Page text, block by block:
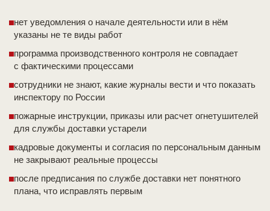
нет уведомления о начале деятельности или в нём
указаны не те виды работ
программа производственного контроля не совпадает
с фактическими процессами
сотрудники не знают, какие журналы вести и что показать
инспектору по России
пожарные инструкции, приказы или расчет огнетушителей
для службы доставки устарели
кадровые документы и согласия по персональным данным
не закрывают реальные процессы
после предписания по службе доставки нет понятного
плана, что исправлять первым